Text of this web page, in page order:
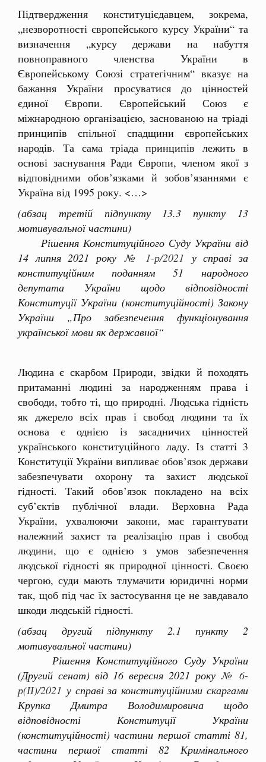
Підтвердження конституцієдавцем, зокрема,
„незворотності європейського курсу України“ та
визначення „курсу держави на набуття
повноправного членства України в
Європейському Союзі стратегічним“ вказує на
бажання України просуватися до цінностей
єдиної Європи. Європейський Союз є
міжнародною організацією, заснованою на тріаді
принципів спільної спадщини європейських
народів. Та сама тріада принципів лежить в
основі заснування Ради Європи, членом якої з
відповідними обов’язками й зобов’язаннями є
Україна від 1995 року. <…>
(абзац третій підпункту 13.3 пункту 13
мотивувальної частини)
Рішення Конституційного Суду України від
14 липня 2021 року № 1-р/2021 у справі за
конституційним поданням 51 народного
депутата України щодо відповідності
Конституції України (конституційності) Закону
України „Про забезпечення функціонування
української мови як державної“
Людина є скарбом Природи, звідки й походять
притаманні людині за народженням права і
свободи, тобто ті, що природні. Людська гідність
як джерело всіх прав і свобод людини та їх
основа є однією із засадничих цінностей
українського конституційного ладу. Із статті 3
Конституції України випливає обов’язок держави
забезпечувати охорону та захист людської
гідності. Такий обов’язок покладено на всіх
суб’єктів публічної влади. Верховна Рада
України, ухвалюючи закони, має гарантувати
належний захист та реалізацію прав і свобод
людини, що є однією з умов забезпечення
людської гідності як природної цінності. Своєю
чергою, суди мають тлумачити юридичні норми
так, щоб під час їх застосування це не завдавало
шкоди людській гідності.
(абзац другий підпункту 2.1 пункту 2
мотивувальної частини)
Рішення Конституційного Суду України
(Другий сенат) від 16 вересня 2021 року№ 6-
р(ІІ)/2021 у справі за конституційними скаргами
Крупка Дмитра Володимировича щодо
відповідності Конституції України
(конституційності) частини першої статті 81,
частини першої статті 82 Кримінального